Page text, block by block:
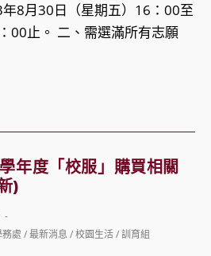
8月30日（星期五）16：00至
00止。 二、需選滿所有志願
年度「校服」購買相關
)
處 /最新消息 /校園生活/訓育組